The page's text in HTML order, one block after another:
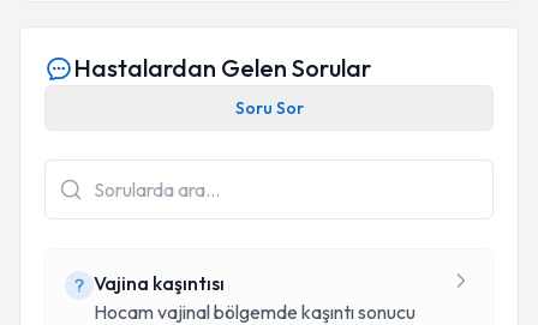
Hastalardan Gelen Sorular
Soru Sor
Vajina kaşıntısı
Hocam vajinal bölgemde kaşıntı sonucu